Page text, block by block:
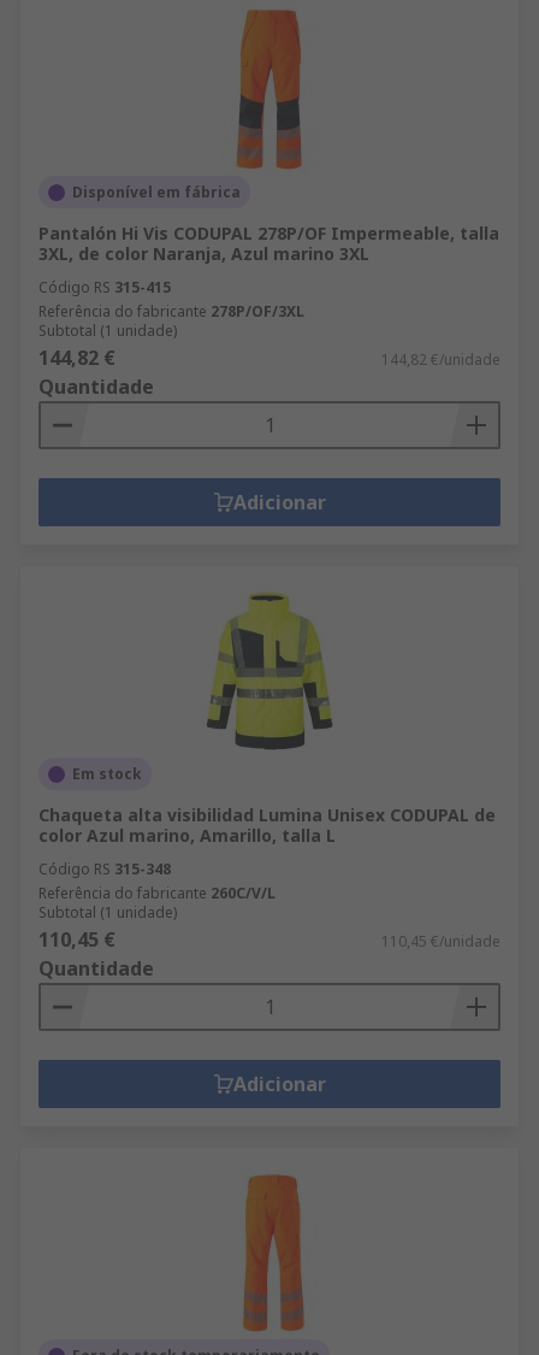
Disponível em fábrica
Pantalón Hi Vis CODUPAL 278P/OF Impermeable, talla
3XL, de color Naranja, Azul marino 3XL
Código RS 315-415
Referência do fabricante 278P/OF/3XL
Subtotal (1 unidade)
144,82 € 144,82 €/unidade
Quantidade
Adicionar
Em stock
Chaqueta alta visibilidad Lumina Unisex CODUPAL de
color Azul marino, Amarillo, talla L
Código RS 315-348
Referência do fabricante 260C/V/L
Subtotal (1 unidade)
110,45 € 110,45 €/unidade
Quantidade
Adicionar